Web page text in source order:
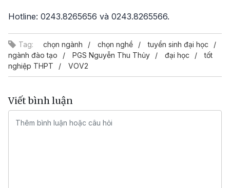
Hotline: 0243.8265656 và 0243.8265566.
Tag: chọn ngành chọn nghề
tuyển sinh đại học
ngành đào tạo
PGS Nguyễn Thu Thủy đại học
tốt
nghiệp THPT
VOV2
Viết bình luận